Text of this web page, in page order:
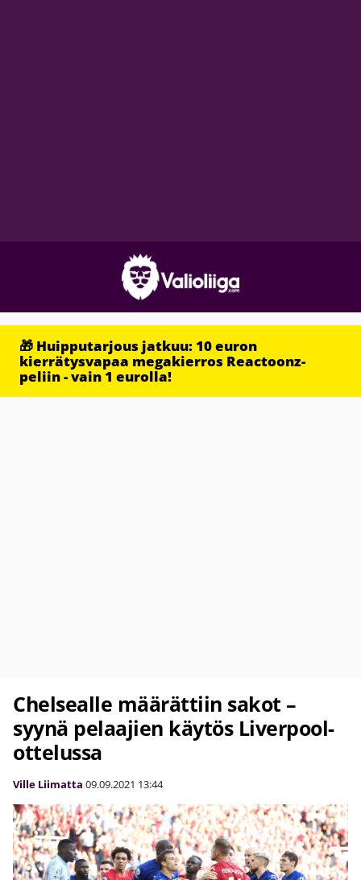
🎁 Huipputarjous jatkuu: 10 euron
kierrätysvapaa megakierros Reactoonz-
peliin - vain 1 eurolla!
Chelsealle määrättiin sakot –
syynä pelaajien käytös Liverpool-
ottelussa
Ville Liimatta 09.09.2021 13:44